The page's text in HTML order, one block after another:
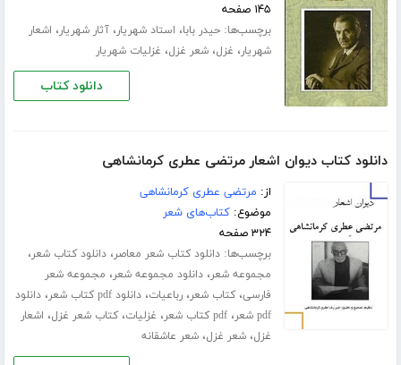
۱۴۵ صفحه
برچسب‌ها:حیدر بابا، استاد شهریار،آثار شهریار، اشعار
شهریار، غزل،شعر غزل، غزلیات شهریار
دانلود کتاب
دانلود کتاب دیوان اشعار مرتضی عطری کرمانشاهی
از: مرتضی عطری کرمانشاهی
موضوع:کتاب‌های شعر
۳۲۴ صفحه
برچسب‌ها:دانلود کتاب شعر معاصر،دانلود کتاب شعر،
مجموعه شعر،دانلود مجموعه شعر، مجموعه شعر
فارسی،کتاب شعر،رباعیات،دانلود pdf کتاب شعر ،دانلود
pdf شعر
،pdf کتاب شعر ، غزلیات،کتاب شعر غزل، اشعار
غزل،شعر غزل،شعر عاشقانه